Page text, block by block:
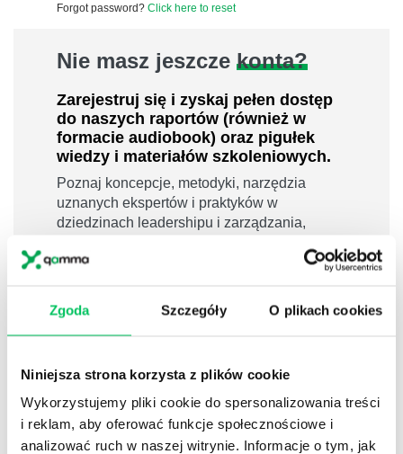
Zgoda Szczegóły O plikach cookies
Niniejsza strona korzysta z plików cookie
Wykorzystujemy pliki cookie do spersonalizowania treści
i reklam, aby oferować funkcje społecznościowe i
analizować ruch w naszej witrynie. Informacje o tym, jak
Forgot password? Click here to reset
Nie masz jeszcze konta?
Zarejestruj się i zyskaj pełen dostęp
do naszych raportów (również w
formacie audiobook) oraz pigułek
wiedzy i materiałów szkoleniowych.
Poznaj koncepcje, metodyki, narzędzia
uznanych ekspertów i praktyków w
dziedzinach leadershipu i zarządzania,
efektywności osobistej.
40 filmów edukacyjnych
Nowy użytkownik?
Zarejestruj się